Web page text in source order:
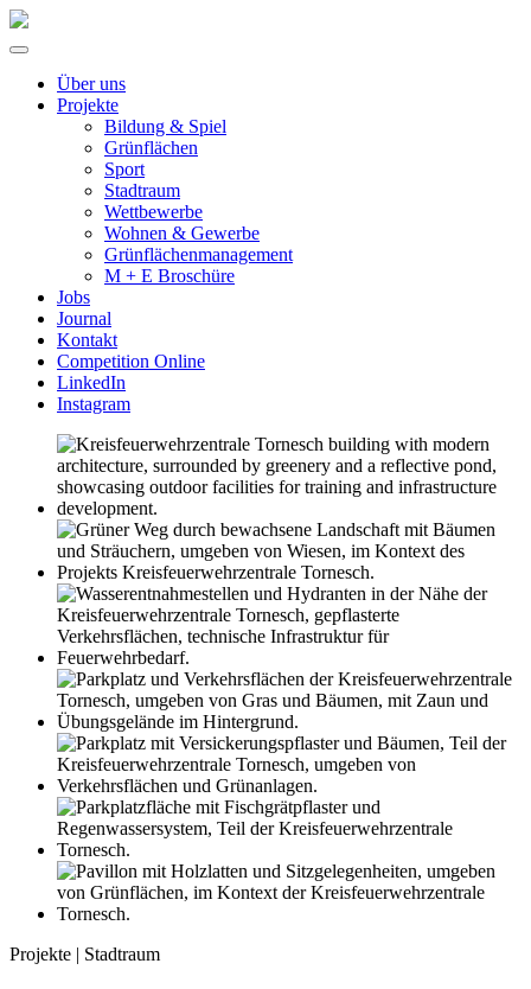
Über uns
Projekte
Bildung & Spiel
Grünflächen
Sport
Stadtraum
Wettbewerbe
Wohnen & Gewerbe
Grünflächenmanagement
M + E Broschüre
Jobs
Journal
Kontakt
Competition Online
LinkedIn
Instagram
Projekte | Stadtraum